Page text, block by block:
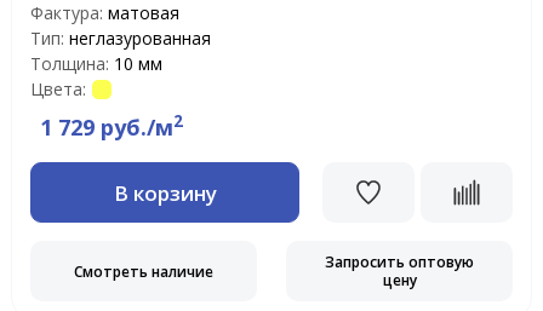
Фактура: матовая
Тип: неглазурованная
Толщина: 10 мм
Цвета:
1 729 руб./м2
В корзину
Смотреть наличие
Запросить оптовую
цену